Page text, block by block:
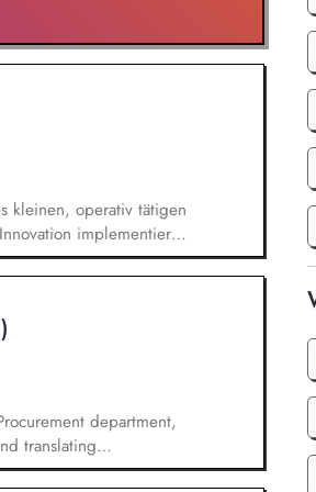
kleinen, operativ tätigen
implementiert.
und
Sie übersetzen
entlang unserer
department,
translating
You will be